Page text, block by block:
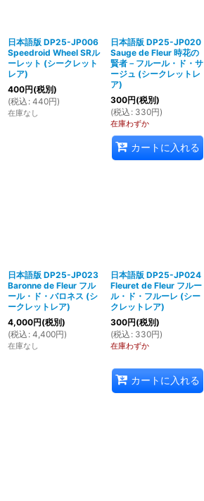
日本語版 DP25-JP006
Speedroid Wheel SRル
ーレット (シークレット
レア)
400円(税別)
(税込 : 440円)
在庫なし
日本語版 DP25-JP020
Sauge de Fleur 時花の
賢者－フルール・ド・サ
ージュ (シークレットレ
ア)
300円(税別)
(税込 : 330円)
在庫わずか
カートに入れる
日本語版 DP25-JP023
Baronne de Fleur フル
ール・ド・バロネス (シ
ークレットレア)
4,000円(税別)
(税込 : 4,400円)
在庫なし
日本語版 DP25-JP024
Fleuret de Fleur フルー
ル・ド・フルーレ (シー
クレットレア)
300円(税別)
(税込 : 330円)
在庫わずか
カートに入れる